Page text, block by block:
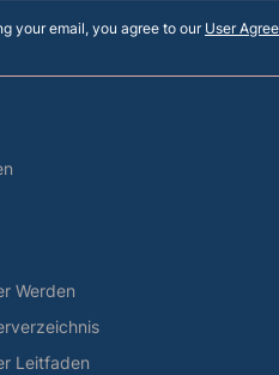
your email, you agree to our User
Werden
Leitfaden